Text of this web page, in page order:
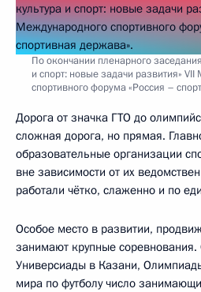
По окончании пленарного
и спорт: новые задачи развития»
спортивного форума «Россия –
Дорога от значка ГТО до
сложная дорога, но прямая.
образовательные организации
вне зависимости от их
работали чётко, слаженно и по
Особое место в развитии,
занимают крупные соревнования.
Универсиады в Казани,
мира по футболу число